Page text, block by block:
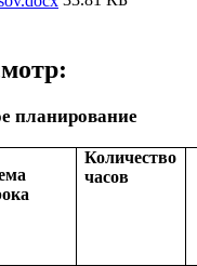
планирование
Количество
часов